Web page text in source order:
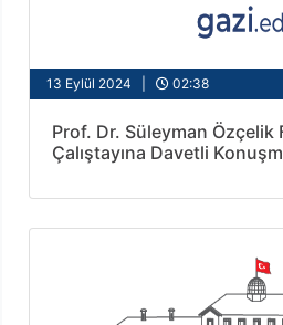
13 Eylül 2024 | 02:38
Prof. Dr. Süleyman
Çalıştayına Davetli